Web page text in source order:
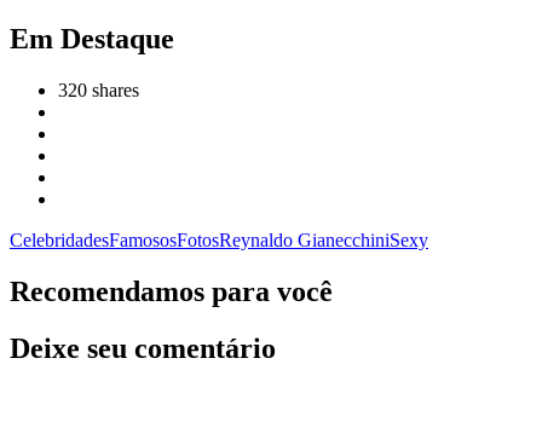
Em Destaque
320 shares
CelebridadesFamososFotosReynaldo GianecchiniSexy
Recomendamos para você
Deixe seu comentário